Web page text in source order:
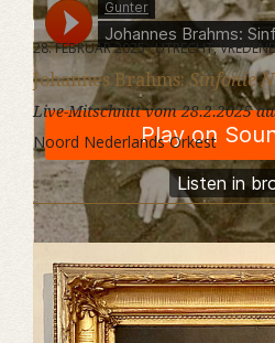
28. FEBRUAR 2025 · UTRECHT,
Johannes Brahms:Sinfonie
Live-Mitschnitt vom 28.2.2025
Noord Nederlands Orkest